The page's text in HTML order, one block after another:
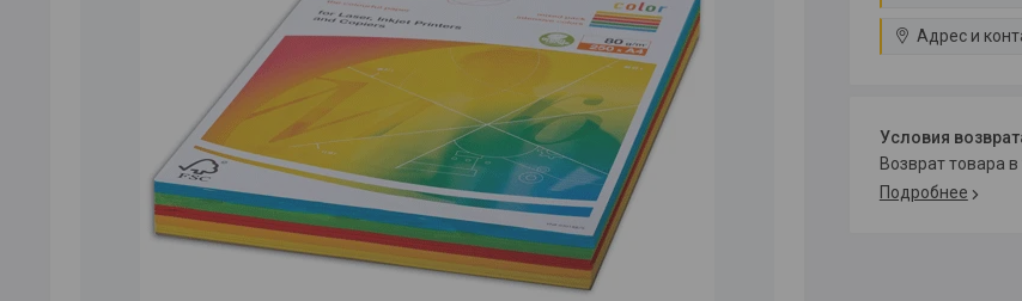
Адрес и
возврат товара
Подробнее